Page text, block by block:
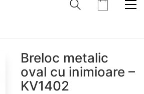
Breloc metalic
oval cu inimioare –
KV1402